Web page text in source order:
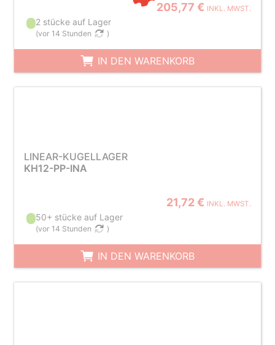
205,77 € INKL. MWST.
2 stücke auf Lager
(vor 14 Stunden )
IN DEN WARENKORB
LINEAR-KUGELLAGER
KH12-PP-INA
21,72 € INKL. MWST.
50+ stücke auf Lager
(vor 14 Stunden )
IN DEN WARENKORB